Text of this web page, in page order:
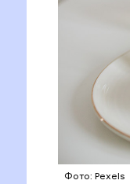
Фото: Pexels